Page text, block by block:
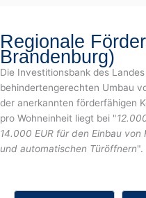
Regionale
Brandenburg)
Die Investitionsbank des
behindertengerechten Umbau
der anerkannten förderfähigen
pro Wohneinheit liegt bei "
14.000 EUR für den Einbau
und automatischen Türöffnern".